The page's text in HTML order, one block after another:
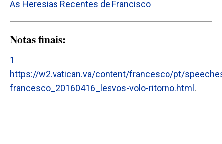
As Heresias Recentes de Francisco
Notas finais:
1
https://w2.vatican.va/content/francesco/pt/
francesco_20160416_lesvos-volo-ritorno.html.